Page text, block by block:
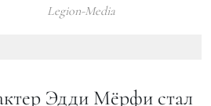
Legion-Media
Эдди Мёрфи стал